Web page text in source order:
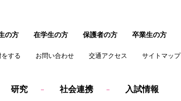
研究 社会連携 入試情報
する お問い合わせ 交通アクセス サイトマップ
の方 在学生の方 保護者の方 卒業生の方